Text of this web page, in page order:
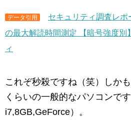
データ引用
セキュリティ調査レポ
の最大解読時間測定 【暗号強度別
ィ
これぞ秒殺ですね（笑）しか
くらいの一般的なパソコンで
i7,8GB,GeForce）。